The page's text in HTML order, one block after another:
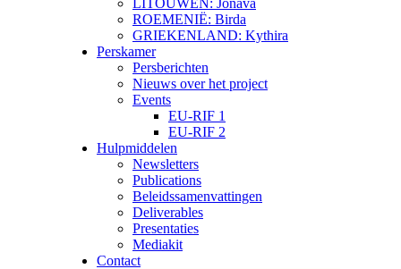
LITOUWEN: Jonava
ROEMENIË: Birda
GRIEKENLAND: Kythira
Perskamer
Persberichten
Nieuws over het project
Events
EU-RIF 1
EU-RIF 2
Hulpmiddelen
Newsletters
Publications
Beleidssamenvattingen
Deliverables
Presentaties
Mediakit
Contact